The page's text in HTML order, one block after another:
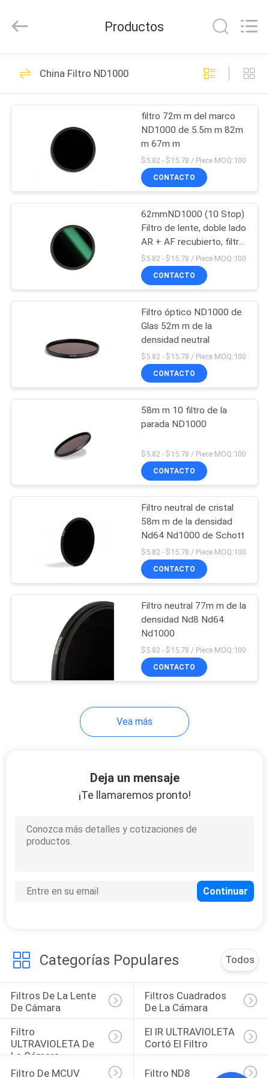
HOGAR
PRODUCTOS
SOBRE
NOSOTROS
VIAJE
FÁBRICA
CONTROL
CALIDAD
EN
UNA
DEL
SITIO
PRIVACY
POLICY
Shadow
Technology
Rights
Filtros de la lente de
24
Filtros cuadrados
de la cámara
13
Filtro
ULTRAVIOLETA de la
cámara
El IR ULTRAVIOLETA
cortó el filtro
7
Filtro de MCUV
13
Filtro neutral de la
noche
11
Productos
China Filtro ND1000
filtro 72m m del marco
ND1000 de 5.5m m 82m
m 67m m
$5.82 - $15.78 / Piece MOQ:100
CONTACTO
62mmND1000 (10 Stop)
Filtro de lente, doble lado
AR + AF recubierto, filtro
de exposición de lente
de cámara de densidad
neutra ultra delgada
$5.82 - $15.78 / Piece MOQ:100
CONTACTO
Filtro óptico ND1000 de
Glas 52m m de la
densidad neutral
$5.82 - $15.78 / Piece MOQ:100
CONTACTO
58m m 10 filtro de la
parada ND1000
$5.82 - $15.78 / Piece MOQ:100
CONTACTO
Filtro neutral de cristal
58m m de la densidad
Nd64 Nd1000 de Schott
$5.82 - $15.78 / Piece MOQ:100
CONTACTO
Filtro neutral 77m m de la
densidad Nd8 Nd64
Nd1000
$5.82 - $15.78 / Piece MOQ:100
CONTACTO
Vea más
Deja un mensaje
¡Te llamaremos pronto!
Categorías Populares Todos
Filtros De La Lente
De Cámara
Filtros Cuadrados
De La Cámara
Filtro
ULTRAVIOLETA De
La Cámara
El IR ULTRAVIOLETA
Cortó El Filtro
Filtro De MCUV Filtro ND8